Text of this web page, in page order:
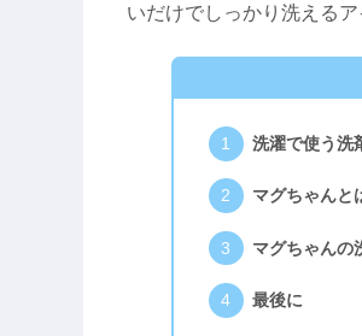
いだけでしっかり洗える
洗濯で使う洗
マグちゃんと
マグちゃんの
最後に